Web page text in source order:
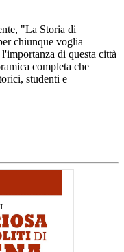
"La Storia di
chiunque voglia
di questa città
completa che
studenti e